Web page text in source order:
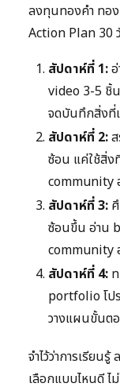
ลงทุนทองคำ ทอ
Action Plan 30
สัปดาห์ที่ 1:
video 3-5 ชิ้
จดบันทึกสิ่งที่เ
สัปดาห์ที่ 2:
ซ้อน แค่ใช้สิ่ง
community
สัปดาห์ที่ 3:
ซ้อนขึ้น อ่าน
community
สัปดาห์ที่ 4:
portfolio โป
วางแผนขั้นต
จำไว้ว่าการเรียน
เลือกแบบไหนดี ไ